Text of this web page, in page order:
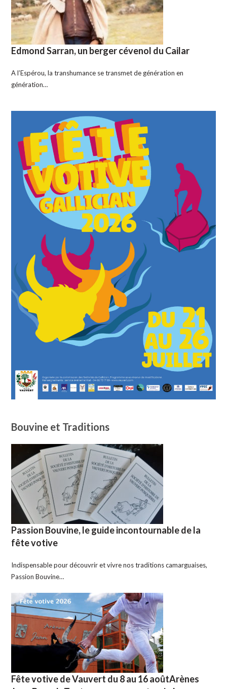
Edmond Sarran, un berger cévenol du Cailar
A l’Espérou, la transhumance se transmet de génération en
génération…
Bouvine et Traditions
Passion Bouvine, le guide incontournable de la
fête votive
Indispensable pour découvrir et vivre nos traditions camarguaises,
Passion Bouvine…
Fête votive de Vauvert du 8 au 16 aoûtArènes